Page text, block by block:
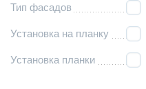
Тип фасадов
Установка на планку
Установка планки